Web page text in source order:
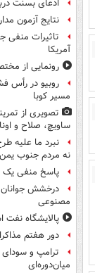
ادعای بسنت
نتایج آزمون
تاثیرات منفی
آمریکا
رونمایی از
روبیو در رأس
مسیر کوبا
تصویری از
ساویچ، صلاح و
نبرد ما علیه
نه مردم جنوب یمن
پاسخ منفی یک
درخشش جوانان
مصنوعی
پالایشگاه
دور هفتم
ترامپ و سودای
میان‌دوره‌ای